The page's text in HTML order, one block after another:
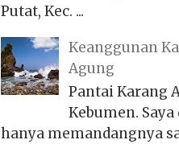
Putat, Kec. ...
Keanggunan
Agung
Pantai Karang
Kebumen.
hanya memandangnya